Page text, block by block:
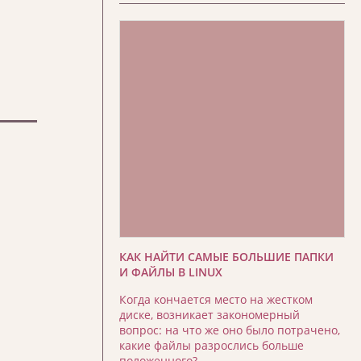
КАК НАЙТИ САМЫЕ БОЛЬШИЕ ПАПКИ
И ФАЙЛЫ В LINUX
Когда кончается место на жестком
диске, возникает закономерный
вопрос: на что же оно было потрачено,
какие файлы разрослись больше